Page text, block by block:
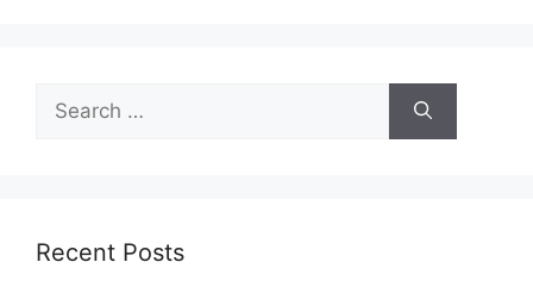
for:
Recent Posts